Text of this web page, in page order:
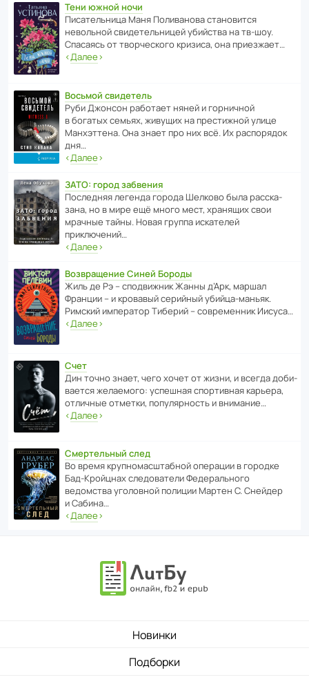
Тени южной ночи
Писа­тель­ница Маня Поли­ва­нова стано­вится
невольной свиде­тель­ницей убийства на тв-шоу.
Спасаясь от твор­че­с­кого кризиса, она приезжает…
‹Далее›
Восьмой свидетель
Руби Джонсон рабо­тает няней и горни­чной
в богатых семьях, живущих на прес­ти­жной улице
Манх­эт­тена. Она знает про них всё. Их распо­рядок
дня…
‹Далее›
ЗАТО: город забвения
После­дняя легенда города Шелково была расска­
зана, но в мире ещё много мест, хранящих свои
мрачные тайны. Новая группа иска­телей
приключений…
‹Далее›
Возвращение Синей Бороды
Жиль де Рэ – спод­ви­жник Жанны д’Арк, маршал
Франции – и кровавый серийный убийца-маньяк.
Римский импе­ратор Тиберий – совре­менник Иисуса…
‹Далее›
Счет
Дин точно знает, чего хочет от жизни, и всегда доби­
ва­ется жела­е­мого: успе­шная спор­ти­вная карьера,
отли­чные отметки, попу­ля­р­ность и внимание…
‹Далее›
Смертельный след
Во время круп­но­мас­ш­та­бной операции в городке
Бад‑Крой­цнах следо­ва­тели Феде­раль­ного
ведомства уголо­вной полиции Мартен С. Снейдер
и Сабина…
‹Далее›
Новинки
Подборки